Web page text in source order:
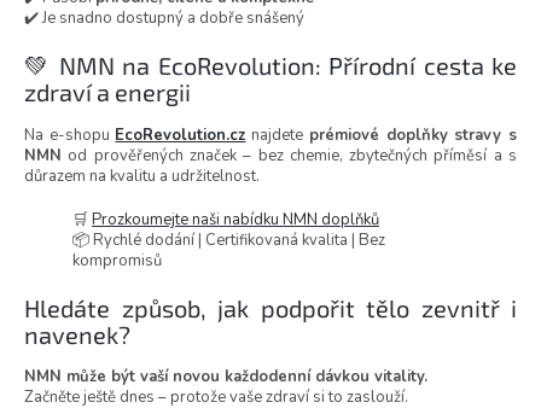
✔️ Je snadno dostupný a dobře snášený
💚 NMN na EcoRevolution: Přírodní cesta ke
zdraví a energii
Na e-shopu EcoRevolution.cz najdete prémiové doplňky stravy s
NMN od prověřených značek – bez chemie, zbytečných příměsí a s
důrazem na kvalitu a udržitelnost.
🛒 Prozkoumejte naši nabídku NMN doplňků
📦 Rychlé dodání | Certifikovaná kvalita | Bez
kompromisů
Hledáte způsob, jak podpořit tělo zevnitř i
navenek?
NMN může být vaší novou každodenní dávkou vitality.
Začněte ještě dnes – protože vaše zdraví si to zaslouží.